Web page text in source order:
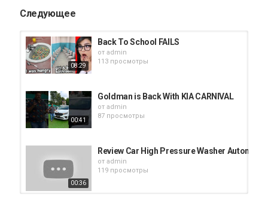
Следующее
08:29
Back To School FAILS
от admin
113 просмотры
00:41
Goldman is Back With KIA CARNIVAL
от admin
87 просмотры
00:36
Review Car High Pressure Washer
от admin
119 просмотры